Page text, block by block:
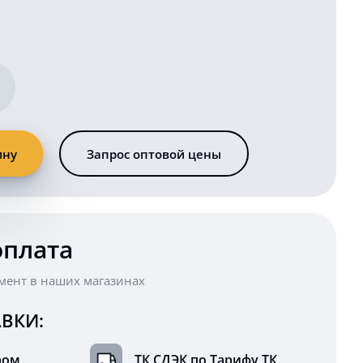
Запрос оптовой цены
в наших магазинах